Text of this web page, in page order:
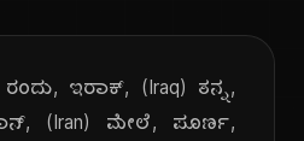
ಇರಾಕ್, (Iraq) ತನ್ನ,
(Iran) ಮೇಲೆ, ಪೂರ್ಣ,